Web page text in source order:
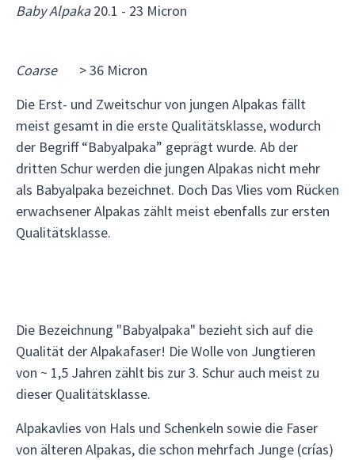
Baby Alpaka20.1 - 23 Micron
Coarse> 36 Micron
Die Erst- und Zweitschur von jungen Alpakas fällt
meist gesamt in die erste Qualitätsklasse, wodurch
der Begriff “Babyalpaka” geprägt wurde. Ab der
dritten Schur werden die jungen Alpakas nicht mehr
als Babyalpaka bezeichnet. Doch Das Vlies vom Rücken
erwachsener Alpakas zählt meist ebenfalls zur ersten
Qualitätsklasse.
Die Bezeichnung "Babyalpaka" bezieht sich auf die
Qualität der Alpakafaser! Die Wolle von Jungtieren
von ~ 1,5 Jahren zählt bis zur 3. Schur auch meist zu
dieser Qualitätsklasse.
Alpakavlies von Hals und Schenkeln sowie die Faser
von älteren Alpakas, die schon mehrfach Junge (crías)